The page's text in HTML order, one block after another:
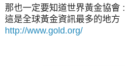
那也一定要知道世界黃金協會 :
這是全球黃金資訊最多的地方
http://www.gold.org/